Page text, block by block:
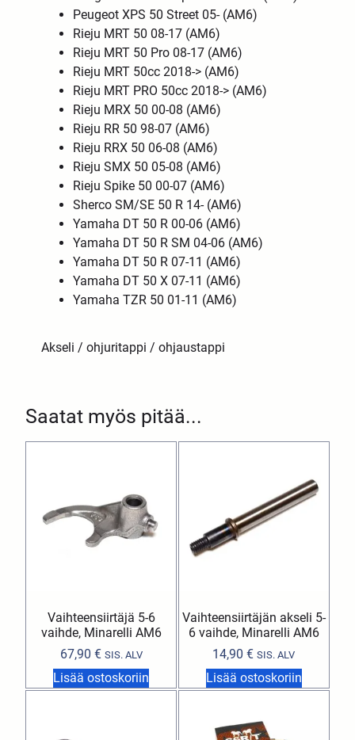
Saatat myös pitää...
Vaihteensiirtäjä 5-6
vaihde, Minarelli AM6
67,90 € SIS. ALV
Lisää ostoskoriin
Vaihteensiirtäjän akseli 5-
6 vaihde, Minarelli AM6
14,90€ SIS. ALV
Lisää ostoskoriin
Peugeot XPS 50 Street 05- (AM6)
Rieju MRT 50 08-17 (AM6)
Rieju MRT 50 Pro 08-17 (AM6)
Rieju MRT 50cc 2018-> (AM6)
Rieju MRT PRO 50cc 2018-> (AM6)
Rieju MRX 50 00-08 (AM6)
Rieju RR 50 98-07 (AM6)
Rieju RRX 50 06-08 (AM6)
Rieju SMX 50 05-08 (AM6)
Rieju Spike 50 00-07 (AM6)
Sherco SM/SE 50 R 14- (AM6)
Yamaha DT 50 R 00-06 (AM6)
Yamaha DT 50 R SM 04-06 (AM6)
Yamaha DT 50 R 07-11 (AM6)
Yamaha DT 50 X 07-11 (AM6)
Yamaha TZR 50 01-11 (AM6)
Akseli / ohjuritappi / ohjaustappi